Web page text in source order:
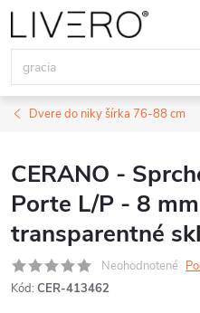
Prejsť
na
obsah
Dvere do niky šírka 76-88 cm
CERANO -
Porte L/P - 8
transparentné
Neohodnotené
Kód: CER-413462